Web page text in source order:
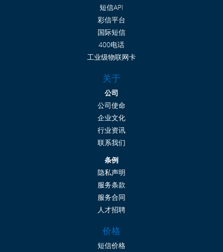
短信API
彩信平台
国际短信
400电话
工业级物联网卡
关于
公司
公司使命
企业文化
行业资讯
联系我们
条例
隐私声明
服务条款
服务合同
人才招聘
价格
短信价格